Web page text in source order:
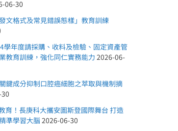
06-30
文格式及常見錯誤態樣」教育訓練
學年度請採購、收料及檢驗、固定資產管
教育訓練，強化同仁實務能力2026-06-
鍵成分抑制口腔癌細胞之萃取與機制摘
育！長庚科大攜安圖斯登國際舞台 打造
準學習大腦 2026-06-30